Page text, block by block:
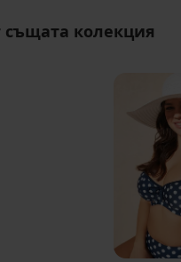
същата колекция